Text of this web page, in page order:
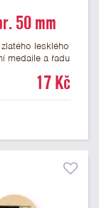
50 mm
lesklého
medaile a řadu
dle vašeho
17 Kč